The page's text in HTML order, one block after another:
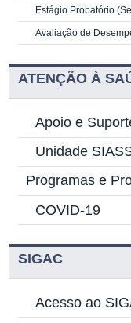
Estágio Probatório
Avaliação de
ATENÇÃO À
Apoio e
Unidade
Programas e
COVID-19
SIGAC
Acesso ao